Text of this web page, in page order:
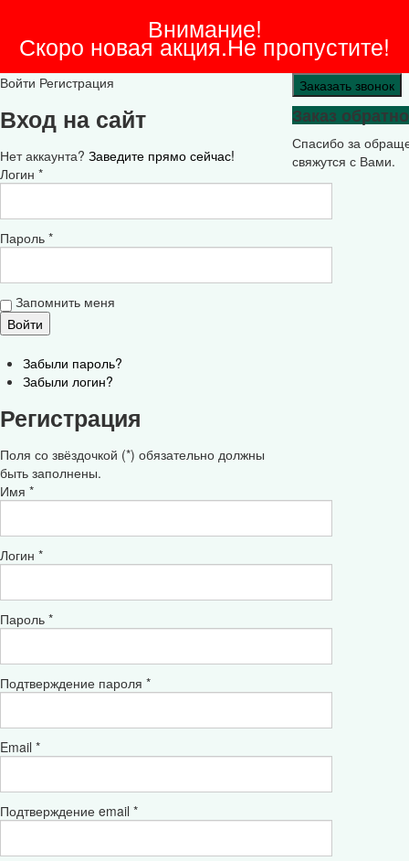
Внимание!
Скоро новая акция.Не пропустите!
Войти Регистрация
Вход на сайт
Нет аккаунта? Заведите прямо сейчас!
Логин *
Пароль *
Запомнить меня
Забыли пароль?
Забыли логин?
Регистрация
Поля со звёздочкой (*) обязательно должны
быть заполнены.
Имя *
Логин *
Пароль *
Подтверждение пароля *
Email *
Подтверждение email *
Заказать звонок
Заказ
Спасибо за
свяжутся с Вами.